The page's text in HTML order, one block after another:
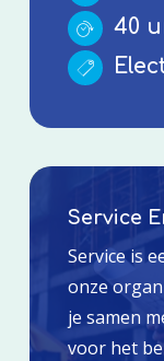
40
Service
Service is
onze
je samen
voor het